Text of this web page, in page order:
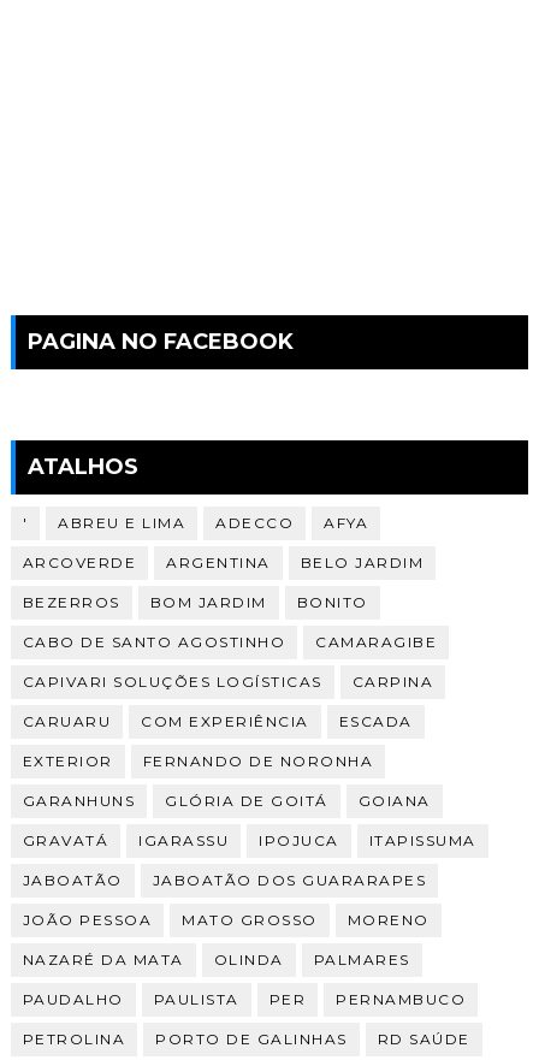
PAGINA NO FACEBOOK
ATALHOS
' ABREU E LIMA ADECCO AFYA
ARCOVERDE ARGENTINA BELO JARDIM
BEZERROS BOM JARDIM BONITO
CABO DE SANTO AGOSTINHO CAMARAGIBE
CAPIVARI SOLUÇÕES LOGÍSTICAS CARPINA
CARUARU COM EXPERIÊNCIA ESCADA
EXTERIOR FERNANDO DE NORONHA
GARANHUNS GLÓRIA DE GOITÁ GOIANA
GRAVATÁ IGARASSU IPOJUCA ITAPISSUMA
JABOATÃO JABOATÃO DOS GUARARAPES
JOÃO PESSOA MATO GROSSO MORENO
NAZARÉ DA MATA OLINDA PALMARES
PAUDALHO PAULISTA PER PERNAMBUCO
PETROLINA PORTO DE GALINHAS RD SAÚDE